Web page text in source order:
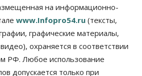
впервые выписал
электромобилей в
растут второй месяц
на информационно-
www.Infopro54.ru (тексты,
графические материалы,
охраняется в соответствии
РФ. Любое использование
допускается только при